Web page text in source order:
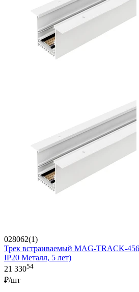
028062(1)
Трек встраиваемый MAG-TRACK-
IP20 Металл, 5 лет)
21 33054
₽/шт